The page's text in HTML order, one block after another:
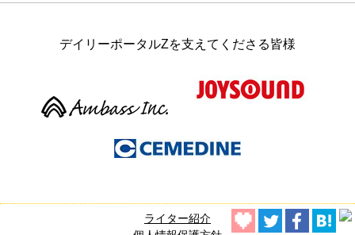
デイリーポータルZを支えてくださる皆様
ライター紹介